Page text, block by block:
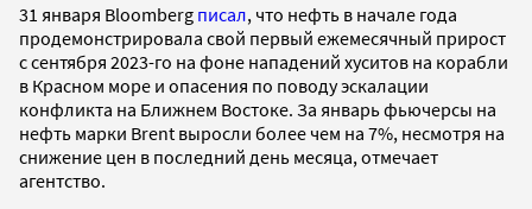
31 января Bloomberg писал, что нефть в начале года
продемонстрировала свой первый ежемесячный прирост
с сентября 2023-го на фоне нападений хуситов на корабли
в Красном море и опасения по поводу эскалации
конфликта на Ближнем Востоке. За январь фьючерсы на
нефть марки Brent выросли более чем на 7%, несмотря на
снижение цен в последний день месяца, отмечает
агентство.